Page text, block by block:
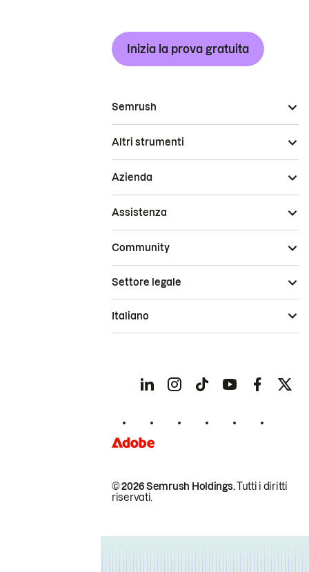
Inizia la prova gratuita
Semrush
Altri strumenti
Azienda
Assistenza
Community
© 2026 Semrush Holdings.Tutti i diritti
riservati.
Settore legale
Italiano